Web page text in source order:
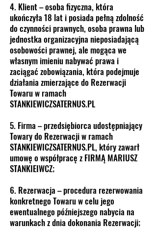
4. Klient – osoba fizyczna, która
ukończyła 18 lat i posiada pełną zdolność
do czynności prawnych, osoba prawna lub
jednostka organizacyjna nieposiadającą
osobowości prawnej, ale mogąca we
własnym imieniu nabywać prawa i
zaciągać zobowiązania, która podejmuje
działania zmierzające do Rezerwacji
Towaru w ramach
STANKIEWICZSATERNUS.PL
5. Firma – przedsiębiorca udostępniający
Towary do Rezerwacji w ramach
STANKIEWICZSATERNUS.PL, który zawarł
umowę o współpracę z FIRMĄ MARIUSZ
STANKIEIWCZ;
6. Rezerwacja – procedura rezerwowania
konkretnego Towaru w celu jego
ewentualnego późniejszego nabycia na
warunkach z dnia dokonania Rezerwacji;